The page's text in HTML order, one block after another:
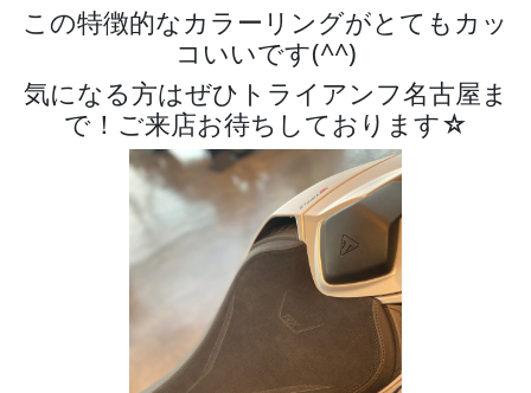
この特徴的なカラーリングがとてもカッ
コいいです(^^)
気になる方はぜひトライアンフ名古屋ま
で！ご来店お待ちしております☆